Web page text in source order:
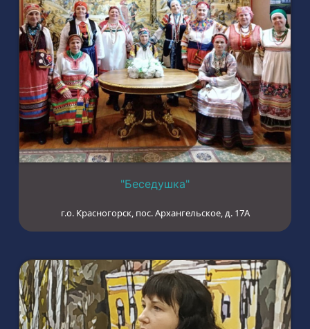
"Беседушка"
г.о. Красногорск, пос. Архангельское, д. 17А